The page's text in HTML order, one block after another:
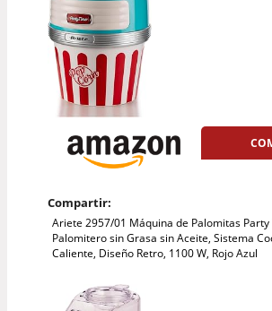
Compartir:
Ariete 2957/01 Máquina de Palomitas Party
Palomitero sin Grasa sin Aceite, Sistema
Caliente, Diseño Retro, 1100 W, Rojo Azul